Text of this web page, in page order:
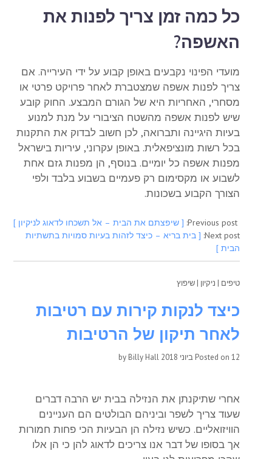
כל כמה זמן צריך לפנות את
האשפה?
מועדי הפינוי נקבעים באופן קבוע על ידי העירייה. אם
צריך לפנות אשפה שמצטברת לאחר פרויקט פרטי או
מסחרי, האחריות היא של הגורם המבצע. החוק קובע
שיש לפנות אשפה מהשטח הציבורי על מנת למנוע
בעיות היגיינה ותברואה, לכן חשוב לבדוק את התקנות
בכל רשות מונציפאלית. באופן עקרוני, עיריות בישראל
מפנות אשפה כל יומיים. בנוסף, הן מפנות גזם אחת
לשבוע או מקסימום רק פעמיים בשבוע בלבד ולפי
הצורך הקבוע בשכונות.
Previous post: [ שיפצתם את הבית – אל תשכחו לדאוג לניקיון ]
Next post: [ בית בריא – כיצד לזהות בעיות סמויות בתשתיות
הבית ]
טיפים | ניקיון |שיפוץ
כיצד לנקות קירות עם רטיבות
לאחר תיקון של הרטיבות
Posted on 12 ביוני 2018 by
Billy Hall
אחרי שתיקנתן את הנזילה בבית יש הרבה דברים
שעוד צריך לשפר וביניהם הבולטים הם העניינים
הוויזואליים. כשיש נזילה הן הבעיות הכי פחות חמורות
אך בסופו של דבר אנו צריכים לדאוג להן כי הן אלו